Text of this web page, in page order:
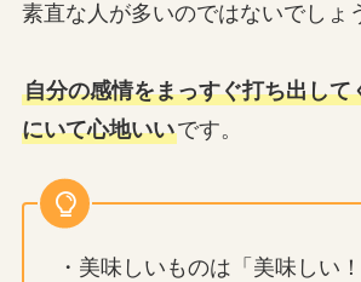
素直な人が多いのではないでしょ
自分の感情をまっすぐ打ち出して
にいて心地いいです。
・美味しいものは「美味しい！